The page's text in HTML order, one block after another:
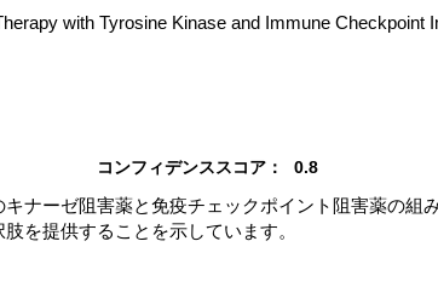
with Tyrosine Kinase and Immune Checkpoint
コンフィデンススコア： 0.8
ナーゼ阻害薬と免疫チェックポイント阻害薬の組
を提供することを示しています。